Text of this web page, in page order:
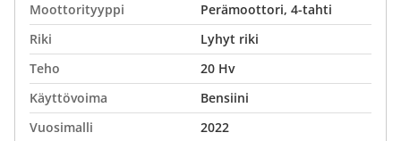
Moottorityyppi
Perämoottori, 4-tahti
Riki
Lyhyt riki
Teho
20 Hv
Käyttövoima
Bensiini
Vuosimalli
2022